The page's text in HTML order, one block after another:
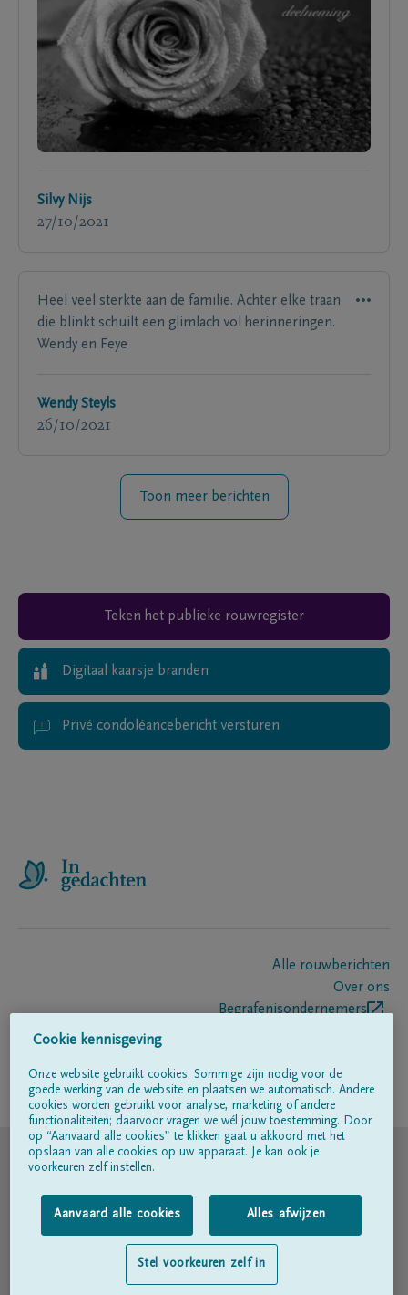
Silvy Nijs
27/10/2021
Heel veel sterkte aan de familie. Achter elke traan
die blinkt schuilt een glimlach vol herinneringen.
Wendy en Feye
Wendy Steyls
26/10/2021
Toon meer berichten
Teken het publieke rouwregister
Digitaal kaarsje branden
Privé condoléancebericht versturen
Alle rouwberichten
Over ons
Begrafenisondernemers
Volg ons op
© DELA
Gebruiksvoorwaarden
Privacyverklaring
Toegankelijkheidsverklaring
Cookie kennisgeving
Onze website gebruikt cookies. Sommige zijn nodig voor de
goede werking van de website en plaatsen we automatisch. Andere
cookies worden gebruikt voor analyse, marketing of andere
functionaliteiten; daarvoor vragen we wél jouw toestemming. Door
op “Aanvaard alle cookies” te klikken gaat u akkoord met het
opslaan van alle cookies op uw apparaat. Je kan ook je
voorkeuren zelf instellen.
Aanvaard alle cookies Alles afwijzen
Stel voorkeuren zelf in